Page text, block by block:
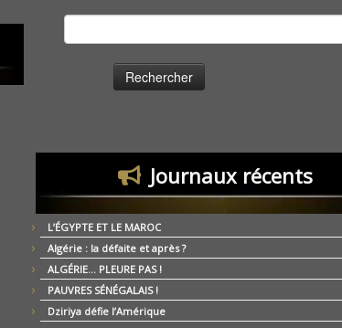
Journaux récents
L’ÉGYPTE ET LE MAROC
Algérie : la défaite et après ?
ALGÉRIE… PLEURE PAS !
PAUVRES SÉNÉGALAIS !
Dziriya défie l’Amérique